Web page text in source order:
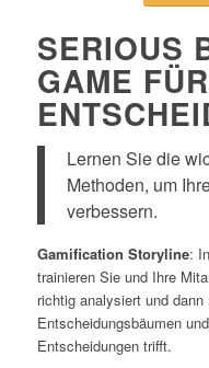
SERIOUS
GAME FÜR
Lernen Sie die
Methoden, um
verbessern.
Gamification Storyline:
trainieren Sie und Ihre
richtig analysiert und
Entscheidungsbäumen
Entscheidungen trifft.